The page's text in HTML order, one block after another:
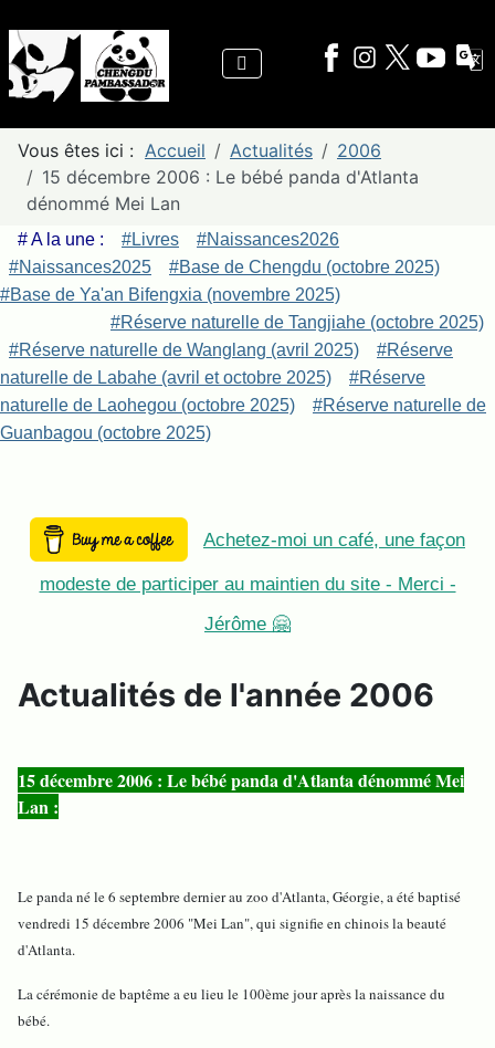
Vous êtes ici : Accueil Actualités
2006
15 décembre 2006 : Le bébé panda d'Atlanta
dénommé Mei Lan
# A la une : #Livres
#Naissances2026
#Naissances2025
#Base de Chengdu (octobre 2025)
#Base de Ya'an Bifengxia (novembre 2025)
#Réserve naturelle de Tangjiahe (octobre 2025)
#Réserve naturelle de Wanglang (avril 2025)
#Réserve
naturelle de Labahe (avril et octobre 2025)
#Réserve
naturelle de Laohegou (octobre 2025)
#Réserve naturelle de
Guanbagou (octobre 2025)
Achetez-moi un café, une façon
modeste de participer au maintien du site - Merci -
Jérôme 🤗
Actualités de l'année 2006
15 décembre 2006 : Le bébé panda d'Atlanta dénommé Mei
Lan :
Le panda né le 6 septembre dernier au zoo d'Atlanta, Géorgie, a été baptisé
vendredi 15 décembre 2006 "Mei Lan", qui signifie en chinois la beauté
d'Atlanta.
La cérémonie de baptême a eu lieu le 100ème jour après la naissance du
bébé.